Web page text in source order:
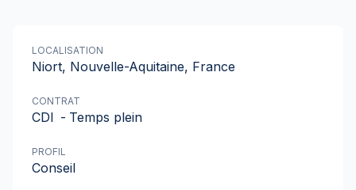
LOCALISATION
Niort, Nouvelle-Aquitaine, France
CONTRAT
CDI - Temps plein
PROFIL
Conseil